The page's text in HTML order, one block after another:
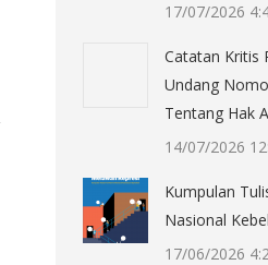
17/07/2026
Catatan Kritis
Undang
Tentang Hak
14/07/2026
Kumpulan
Nasional
17/06/2026